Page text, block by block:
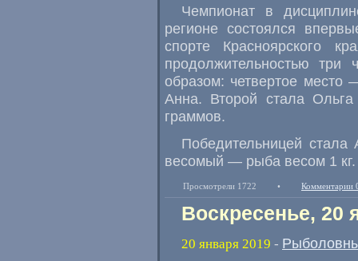
Чемпионат в
регионе состоялся
спорте Красноярского
продолжительностью три
образом: четвертое
Анна. Второй стала
граммов.
Победительницей стала
весомый — рыба весом 1
Просмотрели 1722 • Комментарии
Воскресенье, 20
20 января 2019 -